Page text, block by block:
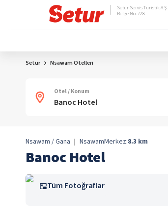
Setur Servis Turistik A.Ş.
Belge No: 728
Setur Nsawam Otelleri
Otel / Konum
Nsawam / Gana | NsawamMerkez:8.3 km
Banoc Hotel
Tüm Fotoğraflar